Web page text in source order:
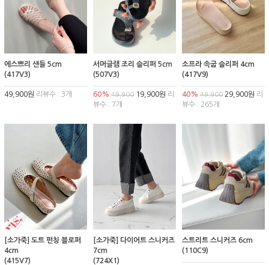
에스쁘리 샌들 5cm
(417V3)
49,900원 리뷰수 : 3개
서머글램 조리 슬리퍼 5cm
(507V3)
60% 49,90019,900원 리
뷰수 : 7개
소프라 속굽 슬리퍼 4cm
(417V9)
40% 49,90029,900원 리
뷰수 : 265개
[소가죽] 도트 펀칭 블로퍼
4cm
(415V7)
[소가죽] 다이어트 스니커즈
7cm
(724X1)
스트리트 스니커즈 6cm
(110C9)